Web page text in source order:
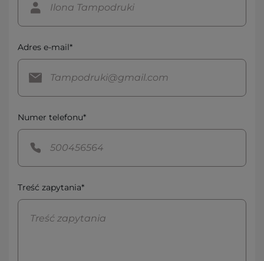
Adres e-mail*
Numer telefonu*
Treść zapytania*